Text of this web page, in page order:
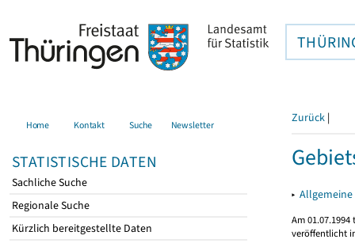
Home Kontakt Suche Newsletter
STATISTISCHE DATEN
Sachliche Suche
Regionale Suche
Kürzlich bereitgestellte Daten
Zurück |
▸
Am
veröffentlicht